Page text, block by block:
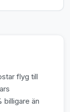
flyg till
billigare än